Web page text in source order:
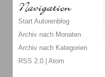
Start Autorenblog
Archiv nach Monaten
Archiv nach Kategorien
RSS 2.0 | Atom